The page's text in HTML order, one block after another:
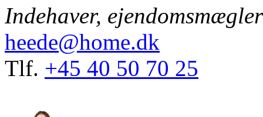
Indehaver,
heede@home.dk
Tlf. +45 40 50 70 25